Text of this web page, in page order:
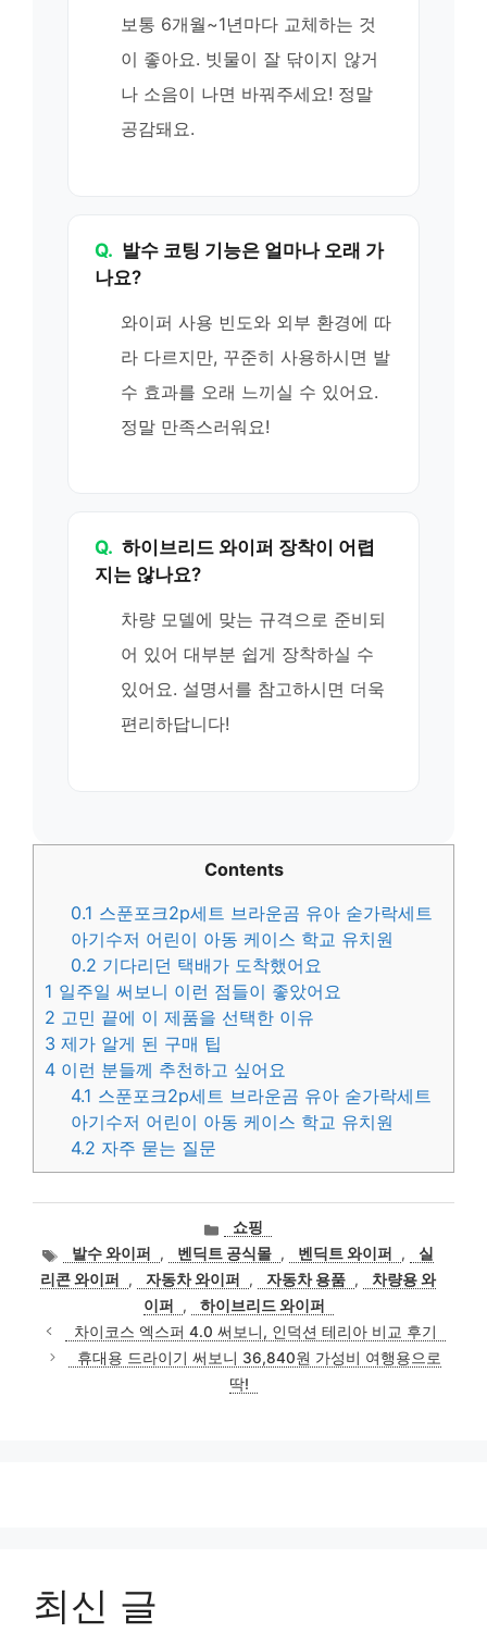
보통 6개월~1년마다 교체하는 것
이 좋아요. 빗물이 잘 닦이지 않거
나 소음이 나면 바꿔주세요! 정말
공감돼요.
Q. 발수 코팅 기능은 얼마나 오래 가
나요?
와이퍼 사용 빈도와 외부 환경에 따
라 다르지만, 꾸준히 사용하시면 발
수 효과를 오래 느끼실 수 있어요.
정말 만족스러워요!
Q. 하이브리드 와이퍼 장착이 어렵
지는 않나요?
차량 모델에 맞는 규격으로 준비되
어 있어 대부분 쉽게 장착하실 수
있어요. 설명서를 참고하시면 더욱
편리하답니다!
Contents
0.1 스푼포크2p세트 브라운곰 유아 숟가락세트
아기수저 어린이 아동 케이스 학교 유치원
0.2 기다리던 택배가 도착했어요
1 일주일 써보니 이런 점들이 좋았어요
2 고민 끝에 이 제품을 선택한 이유
3 제가 알게 된 구매 팁
4 이런 분들께 추천하고 싶어요
4.1 스푼포크2p세트 브라운곰 유아 숟가락세트
아기수저 어린이 아동 케이스 학교 유치원
4.2 자주 묻는 질문
카
테
고
리
쇼핑
태
그
발수 와이퍼 , 벤딕트 공식몰 , 벤딕트 와이퍼 ,
실
리콘 와이퍼
, 자동차 와이퍼 , 자동차 용품 ,
차량용 와
이퍼
,
하이브리드 와이퍼
차이코스 엑스퍼 4.0 써보니, 인덕션 테리아 비교 후기
휴대용 드라이기 써보니 36,840원 가성비 여행용으로
딱!
최신 글